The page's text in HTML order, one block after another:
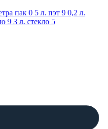
пак 0 5 л. пэт 9 0,2 л.
9 3 л. стекло 5